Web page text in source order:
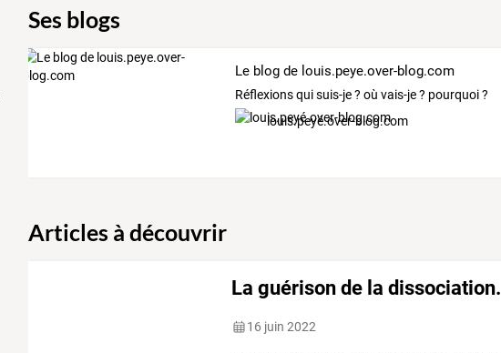
Ses blogs
Le blog de louis.peye.over-blog.com
Réflexions qui suis-je ? où vais-je ? pourquoi ?
louis.peyé.over-blog.com
Articles à découvrir
La guérison de la dissociation.
16 juin 2022